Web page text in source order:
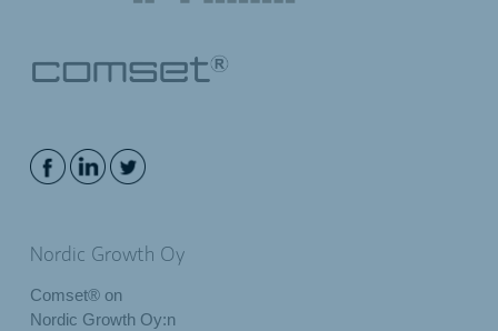
Nordic Growth Oy
Comset® on
Nordic Growth Oy:n